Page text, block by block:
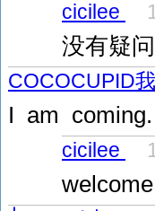
cicilee
没有疑
COCOCUPID
I am coming.
cicilee
welcome